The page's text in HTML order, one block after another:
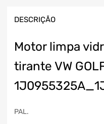
DESCRIÇÃO
Motor limpa
tirante VW
PAL.